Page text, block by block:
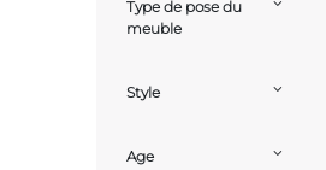
Type de pose du
meuble
Style
Age